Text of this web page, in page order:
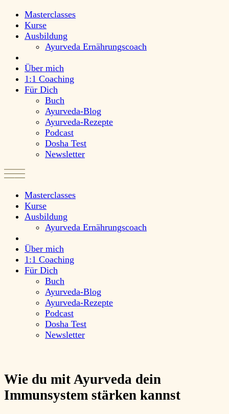
Masterclasses
Kurse
Ausbildung
Ayurveda Ernährungscoach
Über mich
1:1 Coaching
Für Dich
Buch
Ayurveda-Blog
Ayurveda-Rezepte
Podcast
Dosha Test
Newsletter
Masterclasses
Kurse
Ausbildung
Ayurveda Ernährungscoach
Über mich
1:1 Coaching
Für Dich
Buch
Ayurveda-Blog
Ayurveda-Rezepte
Podcast
Dosha Test
Newsletter
Wie du mit Ayurveda dein
Immunsystem stärken kannst